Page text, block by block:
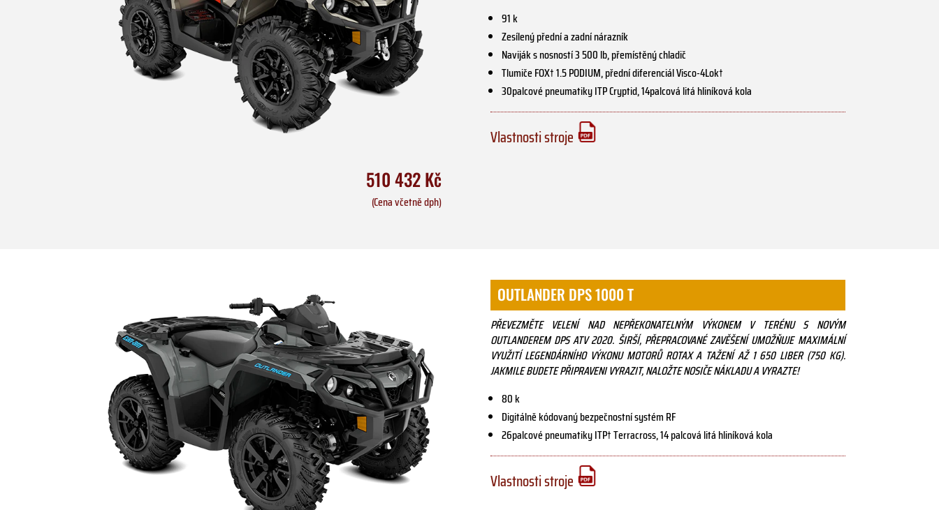
510 432 Kč
(Cena včetně dph)
91 k
Zesílený přední a zadní nárazník
Naviják s nosností 3 500 lb, přemístěný chladič
Tlumiče FOX† 1.5 PODIUM, přední diferenciál Visco-4Lok†
30palcové pneumatiky ITP Cryptid, 14palcová litá hliníková kola
Vlastnosti stroje
OUTLANDER DPS 1000 T
PŘEVEZMĚTE VELENÍ NAD NEPŘEKONATELNÝM VÝKONEM V TERÉNU S NOVÝM
OUTLANDEREM DPS ATV 2020. ŠIRŠÍ, PŘEPRACOVANÉ ZAVĚŠENÍ UMOŽŇUJE MAXIMÁLNÍ
VYUŽITÍ LEGENDÁRNÍHO VÝKONU MOTORŮ ROTAX A TAŽENÍ AŽ 1 650 LIBER (750 KG).
JAKMILE BUDETE PŘIPRAVENI VYRAZIT, NALOŽTE NOSIČE NÁKLADU A VYRAZTE!
80 k
Digitálně kódovaný bezpečnostní systém RF
26palcové pneumatiky ITP† Terracross, 14 palcová litá hliníková kola
Vlastnosti stroje